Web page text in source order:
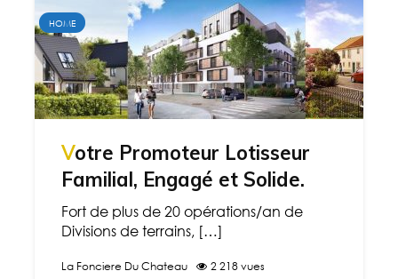
HOME
Votre Promoteur Lotisseur
Familial, Engagé et Solide.
Fort de plus de 20 opérations/an de
Divisions de terrains, […]
La Fonciere Du Chateau 2 218 vues